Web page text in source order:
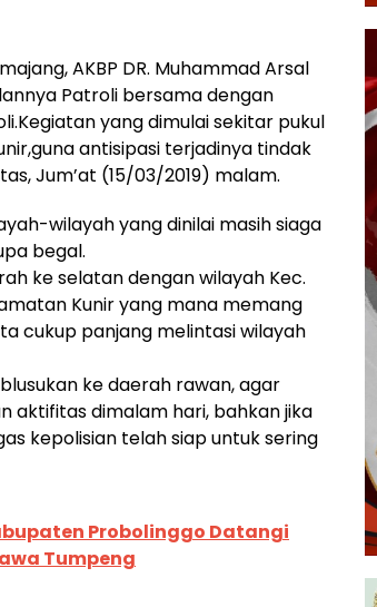
AKBP DR. Muhammad Arsal
Patroli bersama dengan
yang dimulai sekitar pukul
antisipasi terjadinya tindak
Jum’at (15/03/2019) malam.
wilayah yang dinilai masih siaga
begal.
ke selatan dengan wilayah Kec.
Kunir yang mana memang
cukup panjang melintasi wilayah
ke daerah rawan, agar
aktifitas dimalam hari, bahkan jika
kepolisian telah siap untuk sering
Probolinggo Datangi
Tumpeng